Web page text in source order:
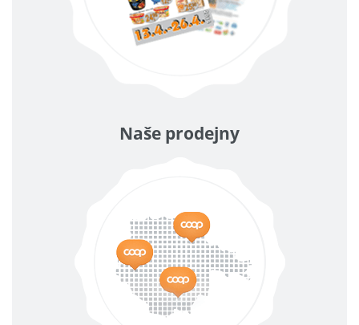
Naše prodejny